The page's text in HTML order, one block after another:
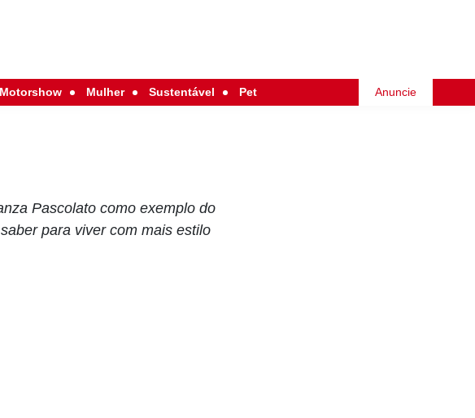
Motorshow Mulher Sustentável Pet Anuncie
Pascolato como exemplo do
para viver com mais estilo